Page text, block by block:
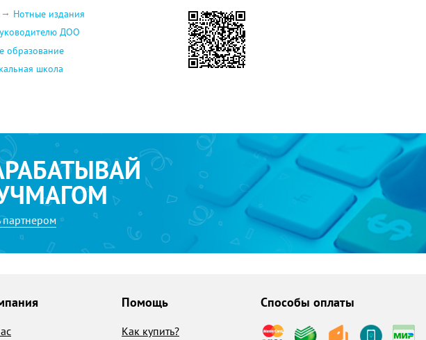
Нотные издания
ДОО
образование
школа
партнером
Помощь
Как купить?
Способы оплаты